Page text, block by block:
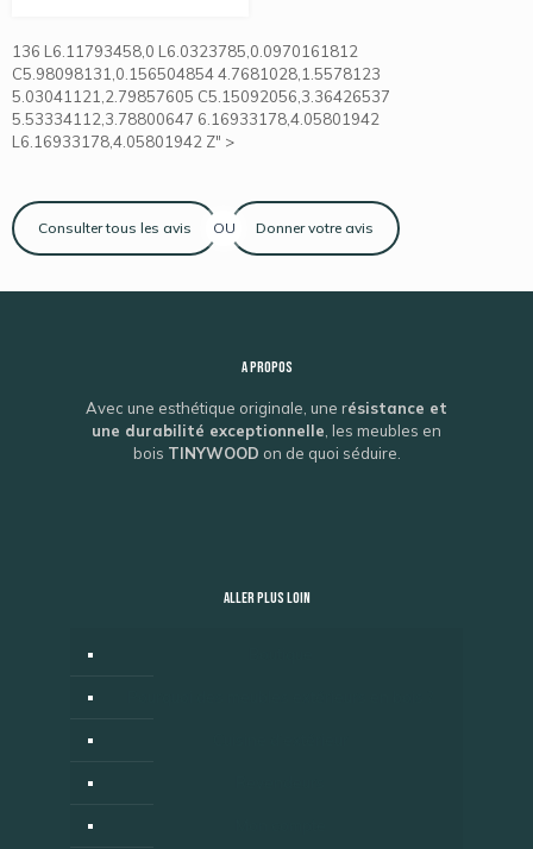
136 L6.11793458,0 L6.0323785,0.0970161812
C5.98098131,0.156504854 4.7681028,1.5578123
5.03041121,2.79857605 C5.15092056,3.36426537
5.53334112,3.78800647 6.16933178,4.05801942
L6.16933178,4.05801942 Z" >
Consulter tous les avis OU Donner votre avis
A propos
Avec une esthétique originale, une résistance et
une durabilité exceptionnelle , les meubles en
bois TINYWOOD on de quoi séduire.
ALLER PLUS LOIN